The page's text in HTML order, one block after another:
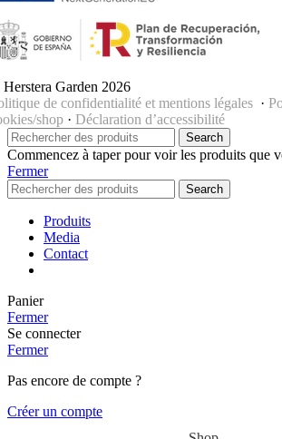
Garden 2026
de confidentialité et mentions légales ·
shop · Déclaration d’accessibilité
Search
Commencez à taper pour voir les produits que
Fermer
Search
Produits
Media
Contact
Panier
Fermer
Se connecter
Fermer
Pas encore de compte ?
Créer un compte